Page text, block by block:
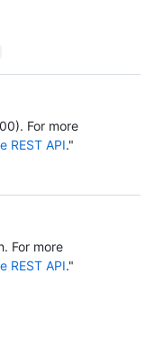
For more
REST API."
For more
REST API."